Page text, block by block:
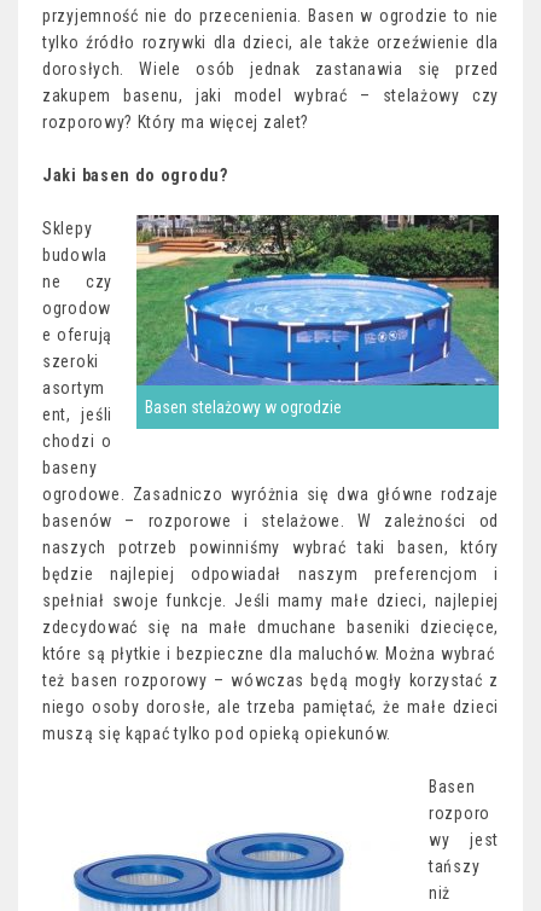
przyjemność nie do przecenienia. Basen w ogrodzie to nie
tylko źródło rozrywki dla dzieci, ale także orzeźwienie dla
dorosłych. Wiele osób jednak zastanawia się przed
zakupem basenu, jaki model wybrać – stelażowy czy
rozporowy? Który ma więcej zalet?
Jaki basen do ogrodu?
Basen stelażowy w ogrodzie
Sklepy
budowla
ne czy
ogrodow
e oferują
szeroki
asortym
ent, jeśli
chodzi o
baseny
ogrodowe. Zasadniczo wyróżnia się dwa główne rodzaje
basenów – rozporowe i stelażowe. W zależności od
naszych potrzeb powinniśmy wybrać taki basen, który
będzie najlepiej odpowiadał naszym preferencjom i
spełniał swoje funkcje. Jeśli mamy małe dzieci, najlepiej
zdecydować się na małe dmuchane baseniki dziecięce,
które są płytkie i bezpieczne dla maluchów. Można wybrać
też basen rozporowy – wówczas będą mogły korzystać z
niego osoby dorosłe, ale trzeba pamiętać, że małe dzieci
muszą się kąpać tylko pod opieką opiekunów.
Basen
rozporo
wy jest
tańszy
niż